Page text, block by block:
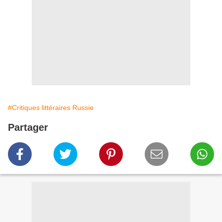
#Critiques littéraires Russie
Partager